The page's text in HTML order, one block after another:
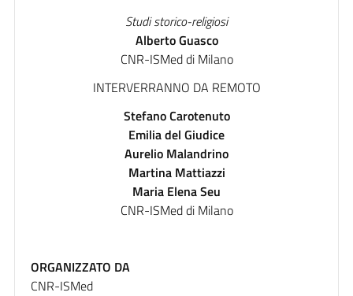
Studi storico-religiosi
Alberto Guasco
CNR-ISMed di Milano
INTERVERRANNO DA REMOTO
Stefano Carotenuto
Emilia del Giudice
Aurelio Malandrino
Martina Mattiazzi
Maria Elena Seu
CNR-ISMed di Milano
ORGANIZZATO DA
CNR-ISMed